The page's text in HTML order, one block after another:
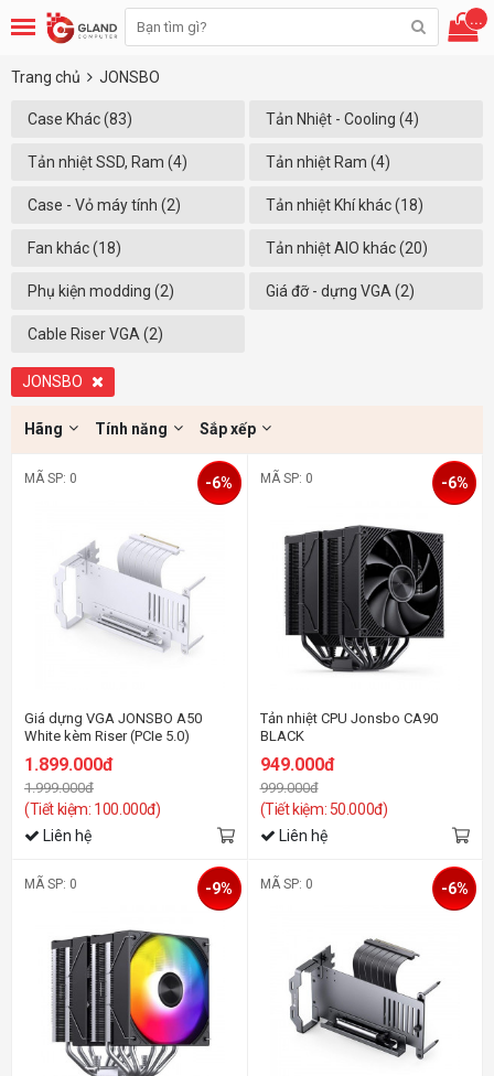
...
Trang chủ JONSBO
Case Khác (83) Tản Nhiệt - Cooling (4)
Tản nhiệt SSD, Ram (4) Tản nhiệt Ram (4)
Case - Vỏ máy tính (2) Tản nhiệt Khí khác (18)
Fan khác (18) Tản nhiệt AIO khác (20)
Phụ kiện modding (2) Giá đỡ - dựng VGA (2)
Cable Riser VGA (2)
JONSBO
Hãng Tính năng Sắp xếp
MÃ SP: 0
Giá dựng VGA JONSBO A50
White kèm Riser (PCIe 5.0)
1.899.000đ
1.999.000đ
(Tiết kiệm: 100.000đ)
-6%
Liên hệ
MÃ SP: 0
Tản nhiệt CPU Jonsbo CA90
BLACK
949.000đ
999.000đ
(Tiết kiệm: 50.000đ)
-6%
Liên hệ
MÃ SP: 0 -9% MÃ SP: 0 -6%